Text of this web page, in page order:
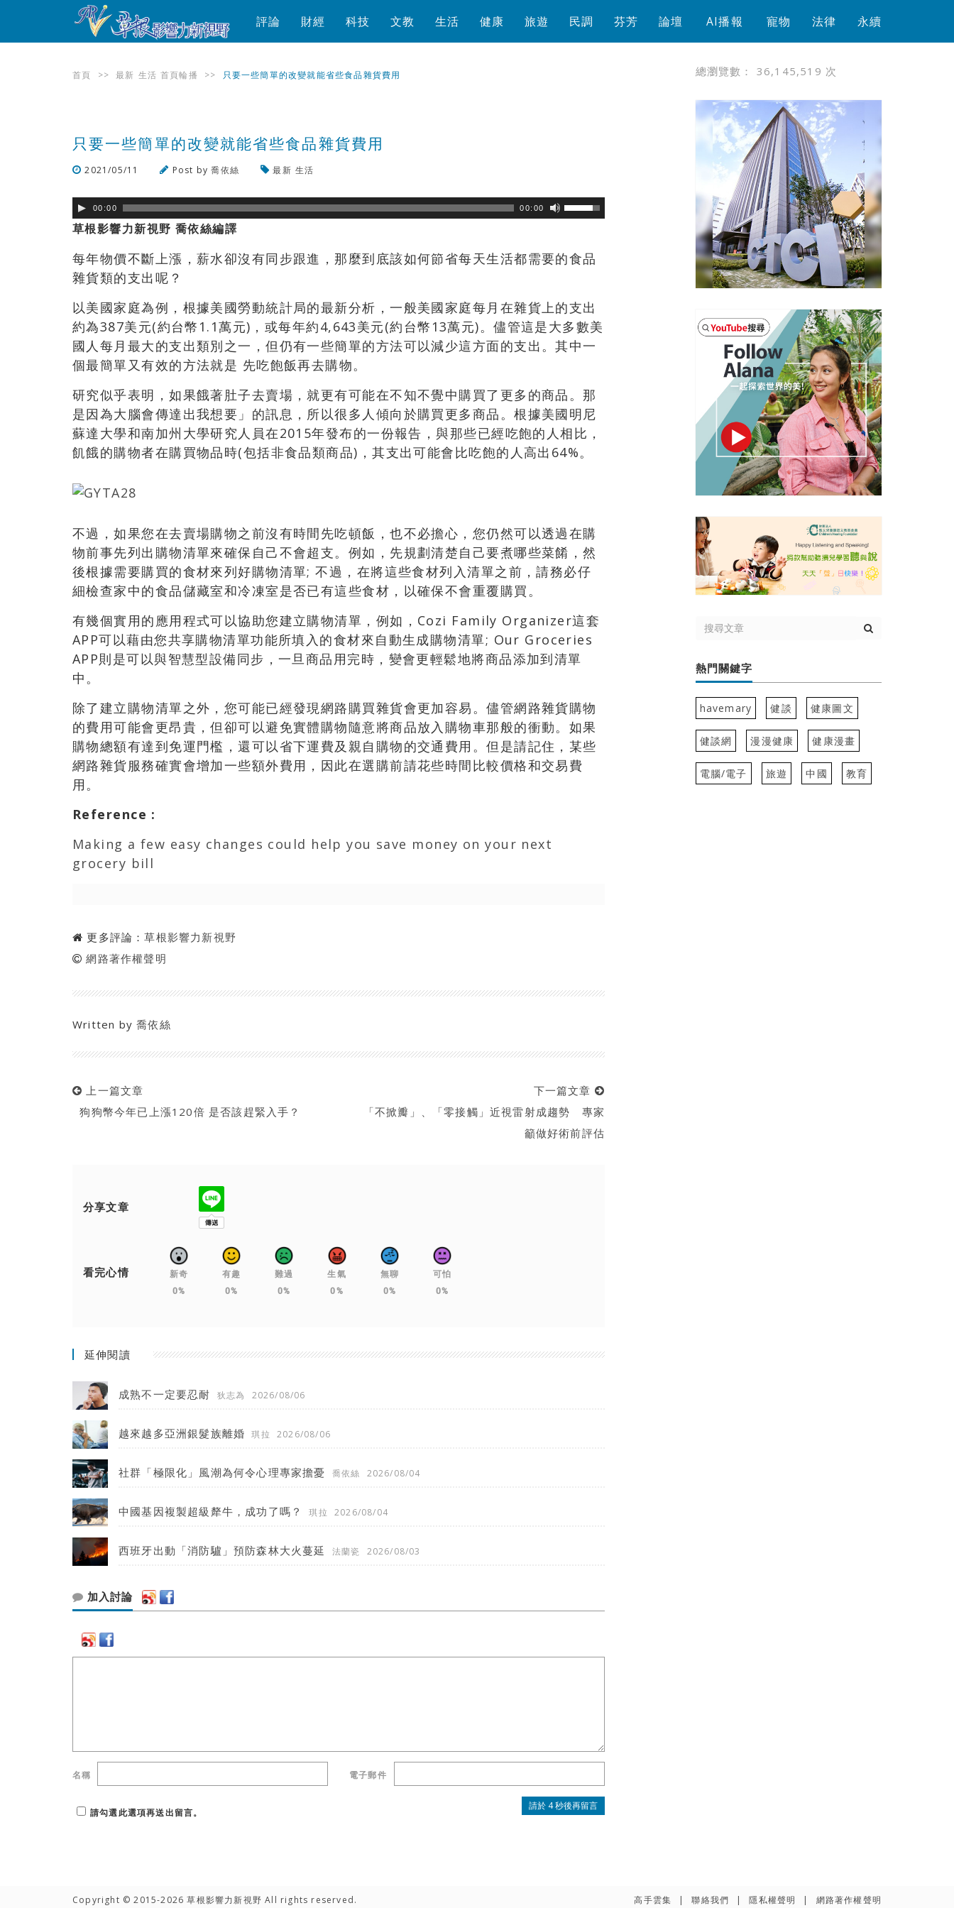
評論 財經 科技 文教 生活 健康 旅遊 民調 芬芳 論壇 AI播報 寵物 法律 永續
首頁 >> 最新 生活 首頁輪播 >> 只要一些簡單的改變就能省些食品雜貨費用
只要一些簡單的改變就能省些食品雜貨費用
2021/05/11 Post by喬依絲 最新 生活
00:00 00:00
草根影響力新視野 喬依絲編譯
每年物價不斷上漲，薪水卻沒有同步跟進，那麼到底該如何節省每天生活都需要的食品
雜貨類的支出呢？
以美國家庭為例，根據美國勞動統計局的最新分析，一般美國家庭每月在雜貨上的支出
約為387美元(約台幣1.1萬元)，或每年約4,643美元(約台幣13萬元)。儘管這是大多數美
國人每月最大的支出類別之一，但仍有一些簡單的方法可以減少這方面的支出。其中一
個最簡單又有效的方法就是 先吃飽飯再去購物。
研究似乎表明，如果餓著肚子去賣場，就更有可能在不知不覺中購買了更多的商品。那
是因為大腦會傳達出我想要」的訊息，所以很多人傾向於購買更多商品。根據美國明尼
蘇達大學和南加州大學研究人員在2015年發布的一份報告，與那些已經吃飽的人相比，
飢餓的購物者在購買物品時(包括非食品類商品)，其支出可能會比吃飽的人高出64%。
不過，如果您在去賣場購物之前沒有時間先吃頓飯，也不必擔心，您仍然可以透過在購
物前事先列出購物清單來確保自己不會超支。例如，先規劃清楚自己要煮哪些菜餚，然
後根據需要購買的食材來列好購物清單; 不過，在將這些食材列入清單之前，請務必仔
細檢查家中的食品儲藏室和冷凍室是否已有這些食材，以確保不會重覆購買。
有幾個實用的應用程式可以協助您建立購物清單，例如，Cozi Family Organizer這套
APP可以藉由您共享購物清單功能所填入的食材來自動生成購物清單; Our Groceries
APP則是可以與智慧型設備同步，一旦商品用完時，變會更輕鬆地將商品添加到清單
中。
除了建立購物清單之外，您可能已經發現網路購買雜貨會更加容易。儘管網路雜貨購物
的費用可能會更昂貴，但卻可以避免實體購物隨意將商品放入購物車那般的衝動。如果
購物總額有達到免運門檻，還可以省下運費及親自購物的交通費用。但是請記住，某些
網路雜貨服務確實會增加一些額外費用，因此在選購前請花些時間比較價格和交易費
用。
Reference :
Making a few easy changes could help you save money on your next
grocery bill
更多評論：草根影響力新視野
網路著作權聲明
Written by喬依絲
上一篇文章
狗狗幣今年已上漲120倍 是否該趕緊入手？
下一篇文章
「不掀瓣」、「零接觸」近視雷射成趨勢 專家
籲做好術前評估
分享文章
看完心情
新奇
0%
有趣
0%
難過
0%
生氣
0%
無聊
0%
可怕
0%
延伸閱讀
成熟不一定要忍耐 狄志為 2026/08/06
越來越多亞洲銀髮族離婚 琪拉 2026/08/06
社群「極限化」風潮為何令心理專家擔憂 喬依絲 2026/08/04
中國基因複製超級犛牛，成功了嗎？ 琪拉 2026/08/04
西班牙出動「消防驢」預防森林大火蔓延 法蘭瓷 2026/08/03
加入討論
名稱 電子郵件
請勾選此選項再送出留言。
總瀏覽數： 36,145,519 次
熱門關鍵字
havemary 健談 健康圖文
健談網 漫漫健康 健康漫畫
電腦/電子 旅遊 中國 教育
Copyright © 2015-2026 草根影響力新視野 All rights reserved. 高手雲集 聯絡我們 隱私權聲明 網路著作權聲明